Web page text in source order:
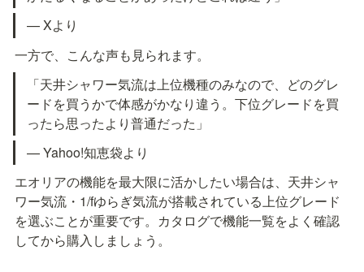
— Xより
一方で、こんな声も見られます。
「天井シャワー気流は上位機種のみなので、どのグレ
ードを買うかで体感がかなり違う。下位グレードを買
ったら思ったより普通だった」
— Yahoo!知恵袋より
エオリアの機能を最大限に活かしたい場合は、天井シャ
ワー気流・1/fゆらぎ気流が搭載されている上位グレード
を選ぶことが重要です。カタログで機能一覧をよく確認
してから購入しましょう。